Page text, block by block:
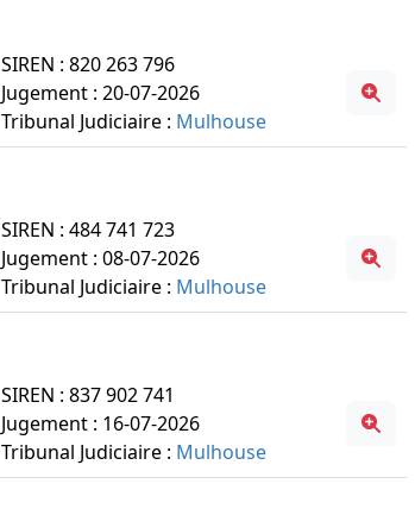
SIREN : 820 263 796
Jugement : 20-07-2026
Tribunal Judiciaire : Mulhouse
SIREN : 484 741 723
Jugement : 08-07-2026
Tribunal Judiciaire : Mulhouse
SIREN : 837 902 741
Jugement : 16-07-2026
Tribunal Judiciaire : Mulhouse